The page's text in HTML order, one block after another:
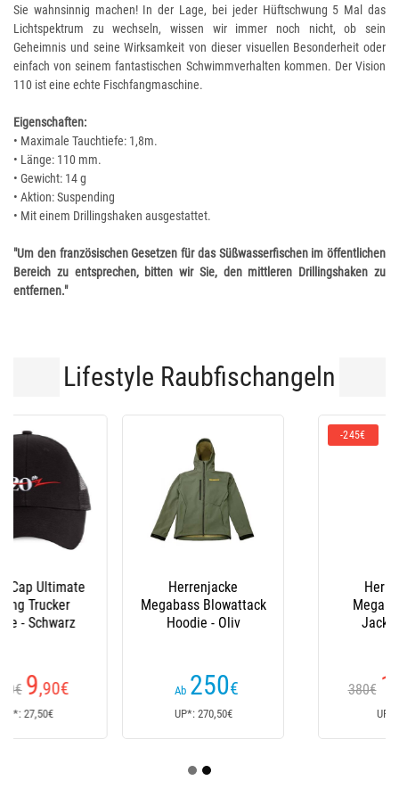
Sie wahnsinnig machen! In der Lage, bei jeder Hüftschwung 5 Mal das
Lichtspektrum zu wechseln, wissen wir immer noch nicht, ob sein
Geheimnis und seine Wirksamkeit von dieser visuellen Besonderheit oder
einfach von seinem fantastischen Schwimmverhalten kommen. Der Vision
110 ist eine echte Fischfangmaschine.
Eigenschaften:
• Maximale Tauchtiefe: 1,8m.
• Länge: 110 mm.
• Gewicht: 14 g
• Aktion: Suspending
• Mit einem Drillingshaken ausgestattet.
"Um den französischen Gesetzen für das Süßwasserfischen im öffentlichen
Bereich zu entsprechen, bitten wir Sie, den mittleren Drillingshaken zu
entfernen."
Lifestyle Raubfischangeln
Herrenjacke
Megabass Blowattack
Hoodie - Oliv
Megabass Down
€